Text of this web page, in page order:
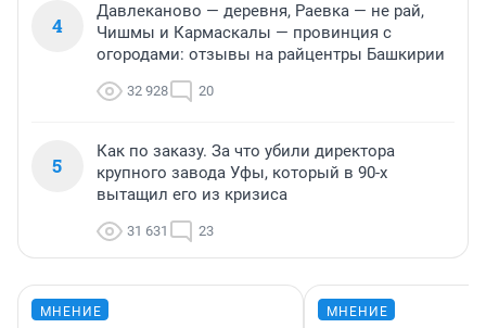
4
Давлеканово — деревня, Раевка — не рай,
Чишмы и Кармаскалы — провинция с
огородами: отзывы на райцентры Башкирии
32 928 20
5
Как по заказу. За что убили директора
крупного завода Уфы, который в 90-х
вытащил его из кризиса
31 631 23
МНЕНИЕ МНЕНИЕ